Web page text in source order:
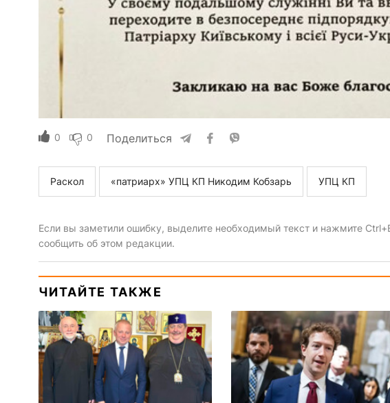
0 0 Поделиться
Раскол «патриарх» УПЦ КП Никодим Кобзарь УПЦ КП
Если вы заметили ошибку, выделите необходимый текст и нажмите
сообщить об этом редакции.
ЧИТАЙТЕ ТАКЖЕ